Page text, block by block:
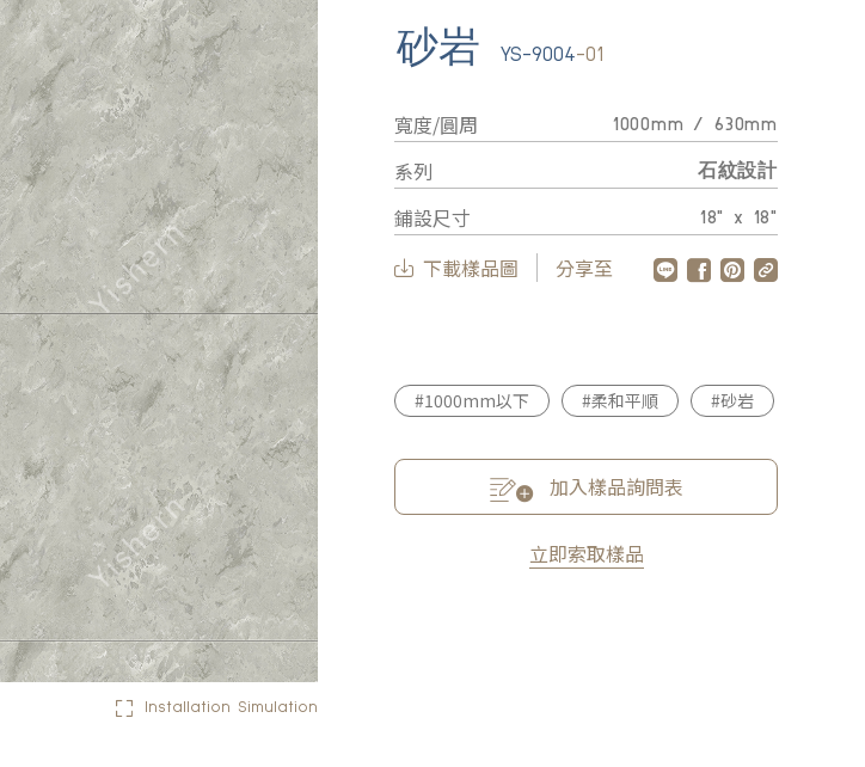
Installation Simulation
砂岩 YS-9004-01
寬度/圓周 1000mm / 630mm
系列 石紋設計
鋪設尺寸 18" x 18"
下載樣品圖 分享至
#1000mm以下 #柔和平順 #砂岩
加入樣品詢問表
立即索取樣品